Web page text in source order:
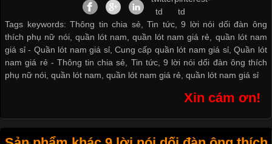
Tags keywords: Thông tin chia sẻ, Tin tức, 9 lời nói dối đàn ông
thích phụ nữ nói, quần lót nam, quần lót nam giá rẻ, quần lót nam
giá sỉ - Quần lót nam giá sỉ,Cung cấp quần lót nam giá sỉ,Quần lót
nam giá rẻ - Thông tin chia sẻ Tin tức, 9 lời nói dối đàn ông thích
phụ nữ nói ,quần lót nam ,quần lót nam giá rẻ ,quần lót nam giá sỉ
Xin cám ơn!